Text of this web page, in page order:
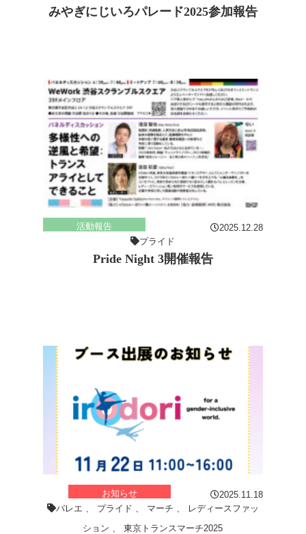
みやぎにじいろパレード2025参加報告
活動報告
2025.12.28
プライド
Pride Night 3開催報告
お知らせ
2025.11.18
バレエ
プライド マーチ
レディースファッ
ション 、東京トランスマーチ2025